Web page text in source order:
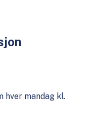
hver mandag kl.